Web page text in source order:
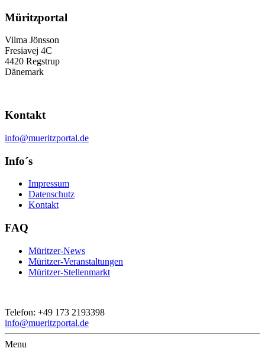
Müritzportal
Vilma Jönsson
Fresiavej 4C
4420 Regstrup
Dänemark
Kontakt
info@mueritzportal.de
Info´s
Impressum
Datenschutz
Kontakt
FAQ
Müritzer-News
Müritzer-Veranstaltungen
Müritzer-Stellenmarkt
Telefon: +49 173 2193398
info@mueritzportal.de
Menu